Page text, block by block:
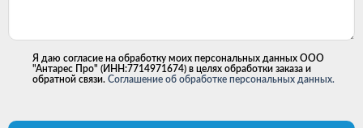
Я даю согласие на обработку моих персональных данных ООО
"Антарес Про" (ИНН:7714971674) в целях обработки заказа и
обратной связи. Соглашение об обработке персональных данных.